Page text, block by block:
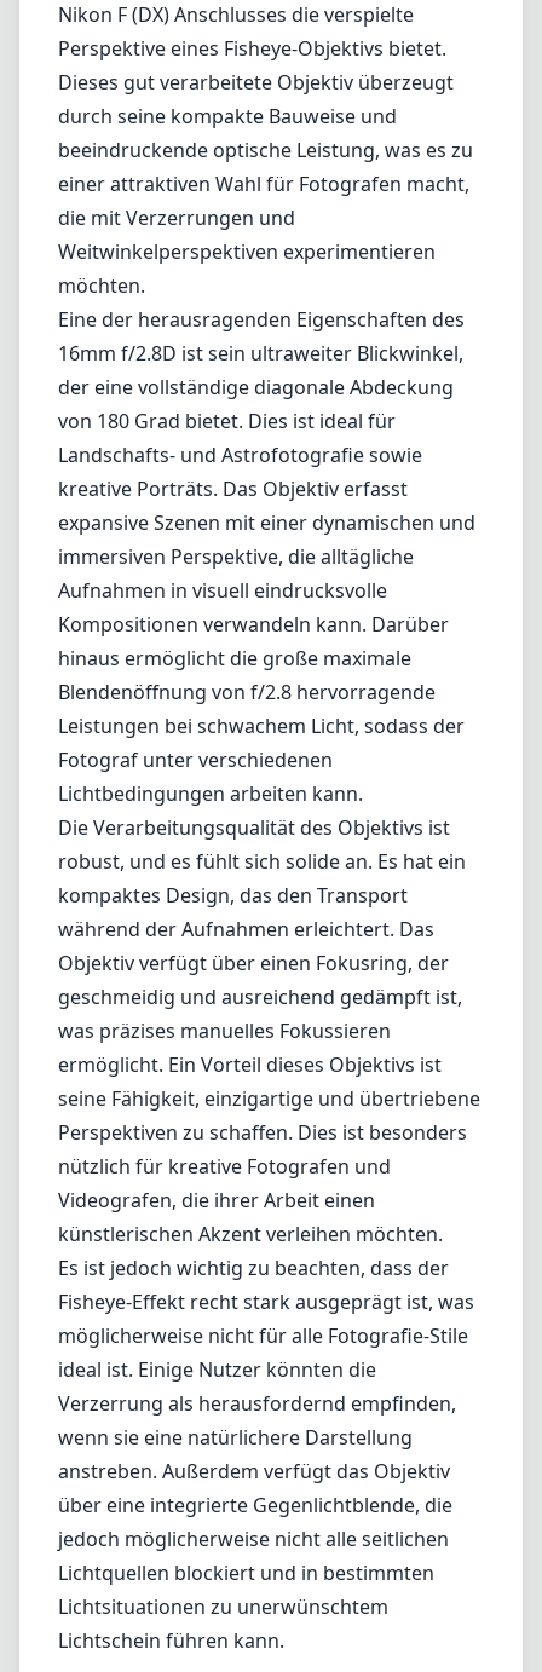
Nikon F (DX) Anschlusses die verspielte
Perspektive eines Fisheye-Objektivs bietet.
Dieses gut verarbeitete Objektiv überzeugt
durch seine kompakte Bauweise und
beeindruckende optische Leistung, was es zu
einer attraktiven Wahl für Fotografen macht,
die mit Verzerrungen und
Weitwinkelperspektiven experimentieren
möchten.
Eine der herausragenden Eigenschaften des
16mm f/2.8D ist sein ultraweiter Blickwinkel,
der eine vollständige diagonale Abdeckung
von 180 Grad bietet. Dies ist ideal für
Landschafts- und Astrofotografie sowie
kreative Porträts. Das Objektiv erfasst
expansive Szenen mit einer dynamischen und
immersiven Perspektive, die alltägliche
Aufnahmen in visuell eindrucksvolle
Kompositionen verwandeln kann. Darüber
hinaus ermöglicht die große maximale
Blendenöffnung von f/2.8 hervorragende
Leistungen bei schwachem Licht, sodass der
Fotograf unter verschiedenen
Lichtbedingungen arbeiten kann.
Die Verarbeitungsqualität des Objektivs ist
robust, und es fühlt sich solide an. Es hat ein
kompaktes Design, das den Transport
während der Aufnahmen erleichtert. Das
Objektiv verfügt über einen Fokusring, der
geschmeidig und ausreichend gedämpft ist,
was präzises manuelles Fokussieren
ermöglicht. Ein Vorteil dieses Objektivs ist
seine Fähigkeit, einzigartige und übertriebene
Perspektiven zu schaffen. Dies ist besonders
nützlich für kreative Fotografen und
Videografen, die ihrer Arbeit einen
künstlerischen Akzent verleihen möchten.
Es ist jedoch wichtig zu beachten, dass der
Fisheye-Effekt recht stark ausgeprägt ist, was
möglicherweise nicht für alle Fotografie-Stile
ideal ist. Einige Nutzer könnten die
Verzerrung als herausfordernd empfinden,
wenn sie eine natürlichere Darstellung
anstreben. Außerdem verfügt das Objektiv
über eine integrierte Gegenlichtblende, die
jedoch möglicherweise nicht alle seitlichen
Lichtquellen blockiert und in bestimmten
Lichtsituationen zu unerwünschtem
Lichtschein führen kann.